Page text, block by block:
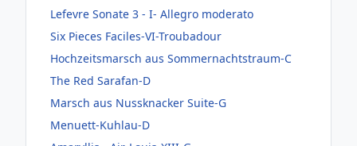
Lefevre Sonate 3 - I- Allegro moderato
Six Pieces Faciles-VI-Troubadour
Hochzeitsmarsch aus Sommernachtstraum-C
The Red Sarafan-D
Marsch aus Nussknacker Suite-G
Menuett-Kuhlau-D